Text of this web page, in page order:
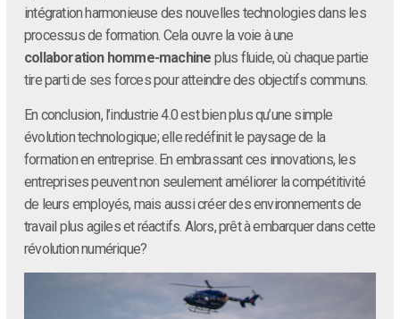
intégration harmonieuse des nouvelles technologies dans les
processus de formation. Cela ouvre la voie à une
collaboration homme-machine plus fluide, où chaque partie
tire parti de ses forces pour atteindre des objectifs communs.
En conclusion, l’industrie 4.0 est bien plus qu’une simple
évolution technologique; elle redéfinit le paysage de la
formation en entreprise. En embrassant ces innovations, les
entreprises peuvent non seulement améliorer la compétitivité
de leurs employés, mais aussi créer des environnements de
travail plus agiles et réactifs. Alors, prêt à embarquer dans cette
révolution numérique?